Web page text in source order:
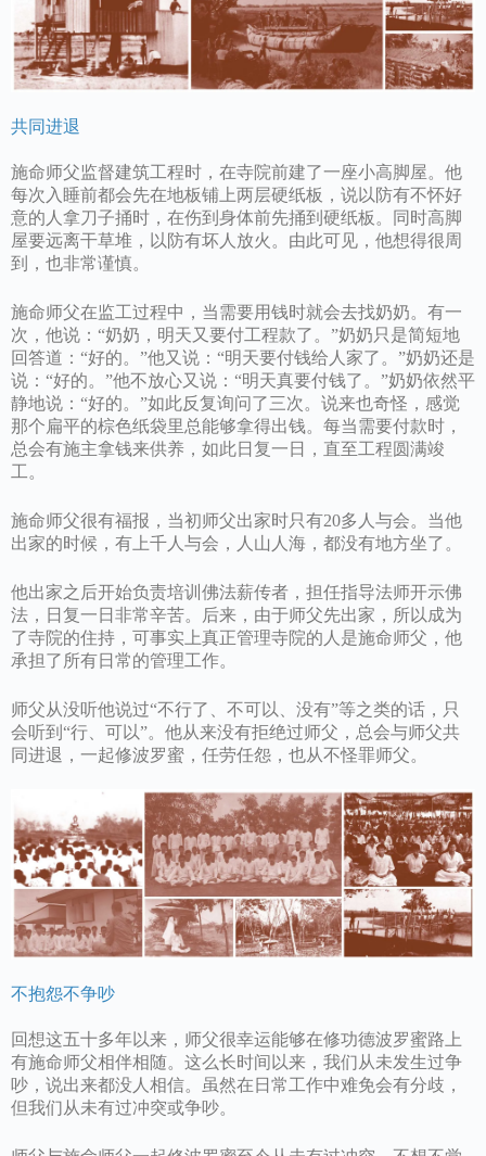
共同进退
施命师父监督建筑工程时，在寺院前建了一座小高脚屋。他
每次入睡前都会先在地板铺上两层硬纸板，说以防有不怀好
意的人拿刀子捅时，在伤到身体前先捅到硬纸板。同时高脚
屋要远离干草堆，以防有坏人放火。由此可见，他想得很周
到，也非常谨慎。
施命师父在监工过程中，当需要用钱时就会去找奶奶。有一
次，他说：“奶奶，明天又要付工程款了。”奶奶只是简短地
回答道：“好的。”他又说：“明天要付钱给人家了。”奶奶还是
说：“好的。”他不放心又说：“明天真要付钱了。”奶奶依然平
静地说：“好的。”如此反复询问了三次。说来也奇怪，感觉
那个扁平的棕色纸袋里总能够拿得出钱。每当需要付款时，
总会有施主拿钱来供养，如此日复一日，直至工程圆满竣
工。
施命师父很有福报，当初师父出家时只有20多人与会。当他
出家的时候，有上千人与会，人山人海，都没有地方坐了。
他出家之后开始负责培训佛法薪传者，担任指导法师开示佛
法，日复一日非常辛苦。后来，由于师父先出家，所以成为
了寺院的住持，可事实上真正管理寺院的人是施命师父，他
承担了所有日常的管理工作。
师父从没听他说过“不行了、不可以、没有”等之类的话，只
会听到“行、可以”。他从来没有拒绝过师父，总会与师父共
同进退，一起修波罗蜜，任劳任怨，也从不怪罪师父。
不抱怨不争吵
回想这五十多年以来，师父很幸运能够在修功德波罗蜜路上
有施命师父相伴相随。这么长时间以来，我们从未发生过争
吵，说出来都没人相信。虽然在日常工作中难免会有分歧，
但我们从未有过冲突或争吵。